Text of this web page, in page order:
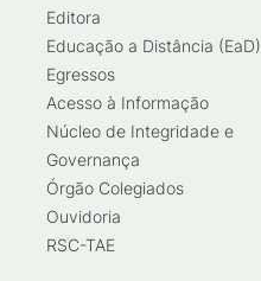
Editora
Educação a Distância (EaD)
Egressos
Acesso à Informação
Núcleo de Integridade e
Governança
Órgão Colegiados
Ouvidoria
RSC-TAE